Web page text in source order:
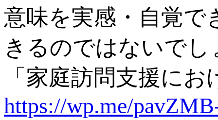
意味を実感・自覚で
きるのではないでし
「家庭訪問支援に
https://wp.me/